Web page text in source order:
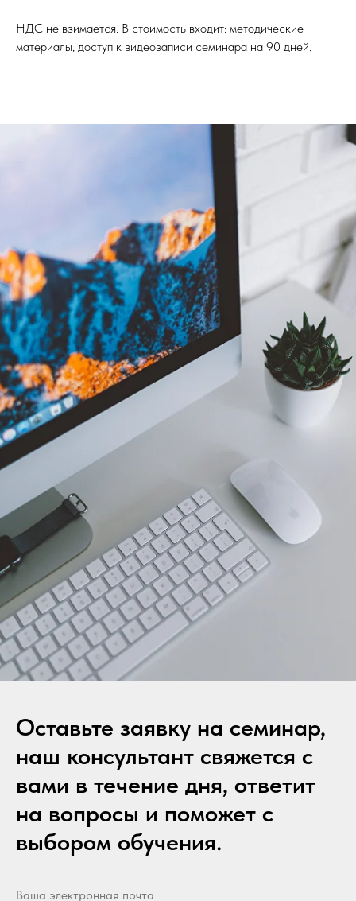
НДС не взимается. В стоимость входит: методические
материалы, доступ к видеозаписи семинара на 90 дней.
Оставьте заявку на семинар,
наш консультант свяжется с
вами в течение дня, ответит
на вопросы и поможет с
выбором обучения.